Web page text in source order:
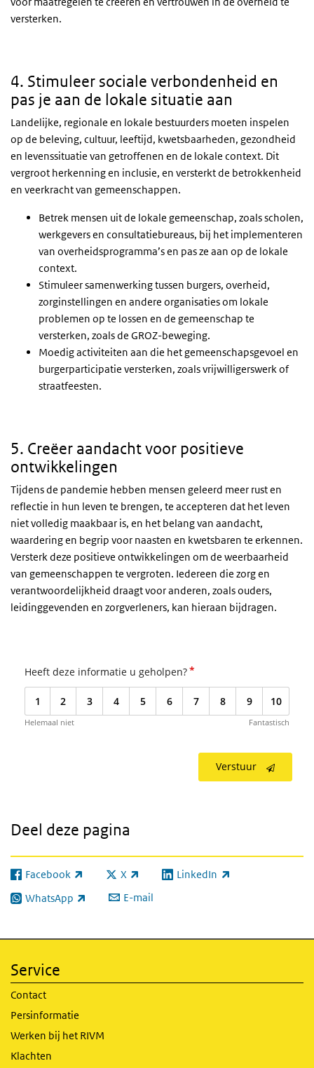
versterken.
4. Stimuleer sociale verbondenheid en
pas je aan de lokale situatie aan
Landelijke, regionale en lokale bestuurders moeten inspelen
op de beleving, cultuur, leeftijd, kwetsbaarheden, gezondheid
en levenssituatie van getroffenen en de lokale context. Dit
vergroot herkenning en inclusie, en versterkt de betrokkenheid
en veerkracht van gemeenschappen.
Betrek mensen uit de lokale gemeenschap, zoals scholen,
werkgevers en consultatiebureaus, bij het implementeren
van overheidsprogramma’s en pas ze aan op de lokale
context.
Stimuleer samenwerking tussen burgers, overheid,
zorginstellingen en andere organisaties om lokale
problemen op te lossen en de gemeenschap te
versterken, zoals de GROZ-beweging.
Moedig activiteiten aan die het gemeenschapsgevoel en
burgerparticipatie versterken, zoals vrijwilligerswerk of
straatfeesten.
5. Creëer aandacht voor positieve
ontwikkelingen
Tijdens de pandemie hebben mensen geleerd meer rust en
reflectie in hun leven te brengen, te accepteren dat het leven
niet volledig maakbaar is, en het belang van aandacht,
waardering en begrip voor naasten en kwetsbaren te erkennen.
Versterk deze positieve ontwikkelingen om de weerbaarheid
van gemeenschappen te vergroten. Iedereen die zorg en
verantwoordelijkheid draagt voor anderen, zoals ouders,
leidinggevenden en zorgverleners, kan hieraan bijdragen.
Heeft deze informatie u geholpen?*
1 2 3 4 5 6 7 8 9 10
Helemaal niet Fantastisch
Verstuur
Deel deze pagina
Facebook
(externe link) X
(externe link) LinkedIn
(externe link)
WhatsApp
(externe link) E-mail
Service
Contact
Persinformatie
Werken bij het RIVM
Klachten